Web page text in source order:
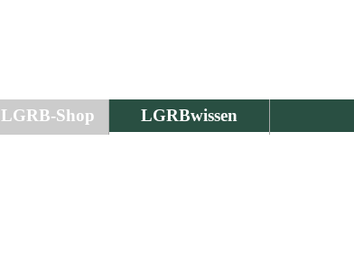
LGRB-Shop LGRBwissen